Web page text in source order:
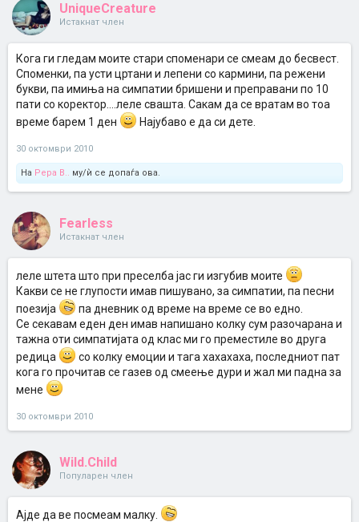
UniqueCreature
Истакнат член
Кога ги гледам моите стари споменари се смеам до бесвест.
Споменки, па усти цртани и лепени со кармини, па режени
букви, па имиња на симпатии бришени и преправани по 10
пати со коректор....леле свашта. Сакам да се вратам во тоа
време барем 1 ден
Најубаво е да си дете.
30 октомври 2010
На Pepa B.. му/ѝ се допаѓа ова.
Fearless
Истакнат член
леле штета што при преселба јас ги изгубив моите
Какви се не глупости имав пишувано, за симпатии, па песни
поезија
па дневник од време на време се во едно.
Се секавам еден ден имав напишано колку сум разочарана и
тажна оти симпатијата од клас ми го преместиле во друга
редица
со колку емоции и тага хахахаха, последниот пат
кога го прочитав се газев од смеење дури и жал ми падна за
мене
30 октомври 2010
Wild.Child
Популарен член
Ајде да ве посмеам малку.